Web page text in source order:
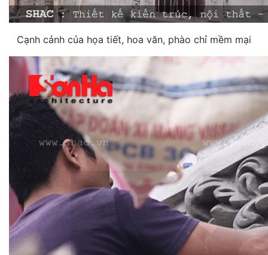
Cạnh cảnh của họa tiết, hoa văn, phào chỉ mềm mại